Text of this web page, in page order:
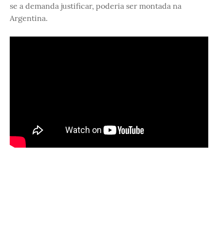
se a demanda justificar, poderia ser montada na
Argentina.